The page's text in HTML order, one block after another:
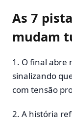
As 7
mudam
1. O final abre
sinalizando
com tensão
2. A história